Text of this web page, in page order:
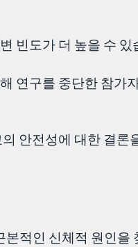
빈도가 더 높을 수 있
연구를 중단한 참가
안전성에 대한 결론
적인 신체적 원인을